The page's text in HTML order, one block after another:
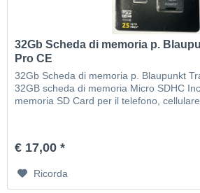
32Gb Scheda di memoria p.
Pro CE
32Gb Scheda di memoria p. Blaupunkt
32GB scheda di memoria Micro SDHC
memoria SD Card per il telefono,
€ 17,00 *
Ricorda